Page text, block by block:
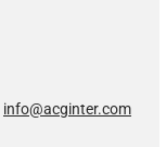
info@acginter.com